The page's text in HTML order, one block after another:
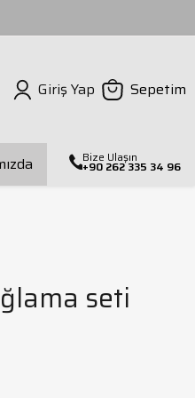
Giriş Yap Sepetim
Bize Ulaşın
+90 262 335 34 96
seti